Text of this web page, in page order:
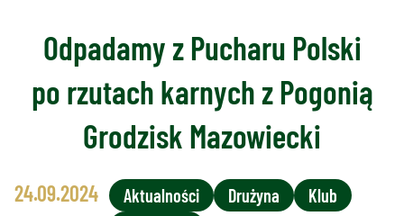
Odpadamy z Pucharu Polski
po rzutach karnych z Pogonią
Grodzisk Mazowiecki
24.09.2024 Aktualności Drużyna
Klub